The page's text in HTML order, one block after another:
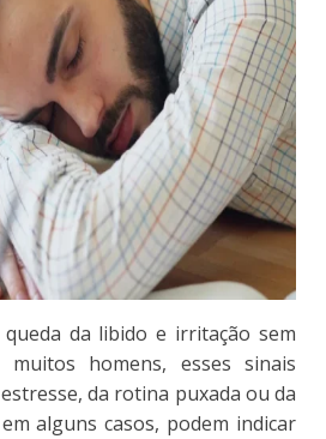
queda da libido e irritação sem
muitos homens, esses sinais
da rotina puxada ou da
alguns casos, podem indicar